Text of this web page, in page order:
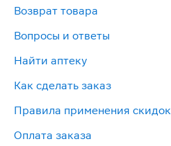
Возврат товара
Вопросы и ответы
Найти аптеку
Как сделать заказ
Правила применения скидок
Оплата заказа